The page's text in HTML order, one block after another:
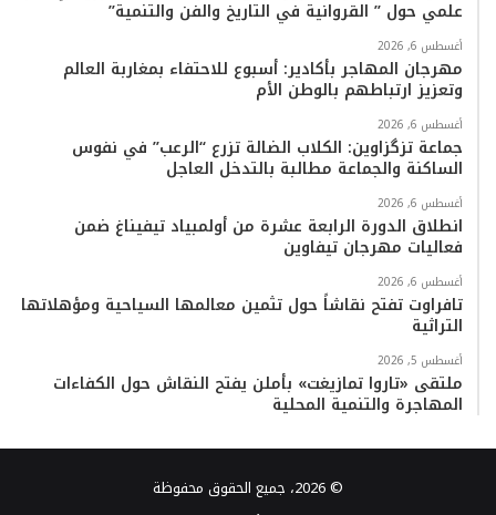
علمي حول ” القروانية في التاريخ والفن والتنمية”
أغسطس 6, 2026
مهرجان المهاجر بأكادير: أسبوع للاحتفاء بمغاربة العالم
وتعزيز ارتباطهم بالوطن الأم
أغسطس 6, 2026
جماعة تزگزاوين: الكلاب الضالة تزرع “الرعب” في نفوس
الساكنة والجماعة مطالبة بالتدخل العاجل
أغسطس 6, 2026
انطلاق الدورة الرابعة عشرة من أولمبياد تيفيناغ ضمن
فعاليات مهرجان تيفاوين
أغسطس 6, 2026
تافراوت تفتح نقاشاً حول تثمين معالمها السياحية ومؤهلاتها
التراثية
أغسطس 5, 2026
ملتقى «تاروا تمازيغت» بأملن يفتح النقاش حول الكفاءات
المهاجرة والتنمية المحلية
© 2026، جميع الحقوق محفوظة